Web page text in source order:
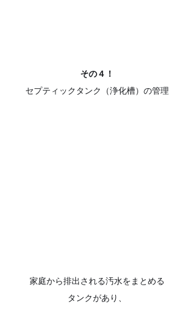
その４！
セプティックタンク（浄化槽）の管理
家庭から排出される汚水をまとめる
タンクがあり、